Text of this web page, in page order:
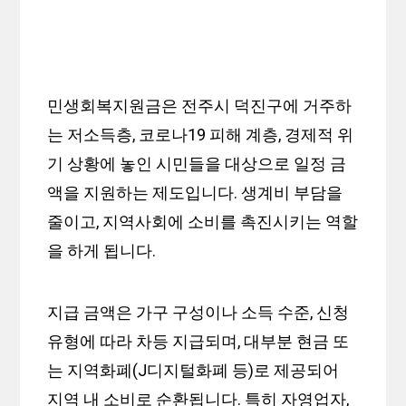
민생회복지원금은 전주시 덕진구에 거주하
는 저소득층, 코로나19 피해 계층, 경제적 위
기 상황에 놓인 시민들을 대상으로 일정 금
액을 지원하는 제도입니다. 생계비 부담을
줄이고, 지역사회에 소비를 촉진시키는 역할
을 하게 됩니다.
지급 금액은 가구 구성이나 소득 수준, 신청
유형에 따라 차등 지급되며, 대부분 현금 또
는 지역화폐(J디지털화폐 등)로 제공되어
지역 내 소비로 순환됩니다. 특히 자영업자,